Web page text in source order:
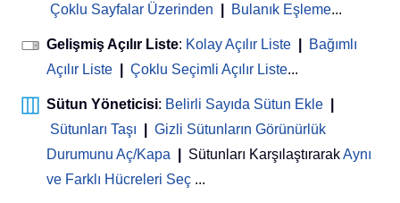
Çoklu Sayfalar Üzerinden
Bulanık Eşleme...
Gelişmiş Açılır Liste: Kolay Açılır Liste
Bağımlı
Açılır Liste
Çoklu Seçimli Açılır Liste...
Sütun Yöneticisi: Belirli Sayıda Sütun Ekle
Sütunları Taşı
Gizli Sütunların Görünürlük
Durumunu Aç/Kapa
Sütunları KarşılaştırarakAynı
ve Farklı Hücreleri Seç ...